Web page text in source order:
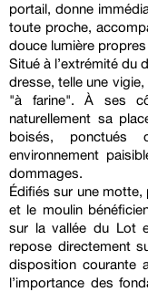
portail, donne
toute proche,
douce lumière
Situé à l’extrémité du
dresse, telle une
"à farine". À ses
naturellement sa
boisés,
environnement
dommages.
Édifiés sur une
et le moulin
sur la vallée du Lot
repose directement
disposition courante
l’importance des